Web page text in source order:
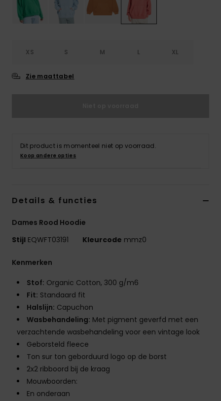
XS S M L XL
Zie maattabel
Dit product is momenteel niet op voorraad.
Koop andere opties
Details & functies
Dames Rood Hoodie
Stijl EQWFT03191 Kleurcode mmz0
Kenmerken
Stof: Organic Cotton, 300 g/m6
Fit: Standaard fit
Halslijn: Capuchon
Wasbehandeling: Met pigment geverfd met een
verzachtende wasbehandeling voor een vintage look
Geborsteld fleece
Ton sur ton geborduurd logo op de borst
2x2 ribboord bij de kraag
Mouwboorden:
En onderaan